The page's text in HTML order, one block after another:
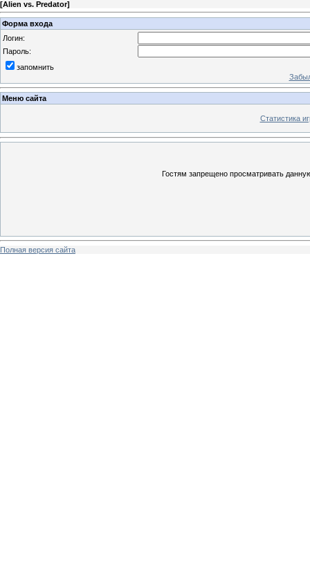
[Alien vs. Predator]
Форма входа
Логин:
Пароль:
запомнить
Меню сайта
Статистика
Гостям запрещено просматривать
Полная версия сайта